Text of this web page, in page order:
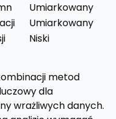
Umiarkowany
Umiarkowany
Niski
metod
dla
wrażliwych danych.